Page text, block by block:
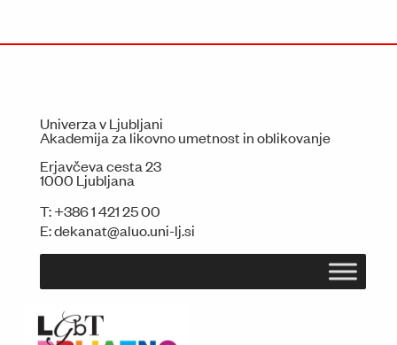
Univerza v Ljubljani
Akademija za likovno umetnost in oblikovanje
Erjavčeva cesta 23
1000 Ljubljana
T:+386 1 421 25 00
E:dekanat@aluo.uni-lj.si